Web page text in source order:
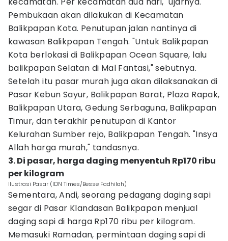
Pembukaan akan dilakukan di Kecamatan
Balikpapan Kota. Penutupan jalan nantinya di
kawasan Balikpapan Tengah. "Untuk Balikpapan
Kota berlokasi di Balikpapan Ocean Square, lalu
balikpapan Selatan di Mal Fantasi," sebutnya.
Setelah itu pasar murah juga akan dilaksanakan di
Pasar Kebun Sayur, Balikpapan Barat, Plaza Rapak,
Balikpapan Utara, Gedung Serbaguna, Balikpapan
Timur, dan terakhir penutupan di Kantor
Kelurahan Sumber rejo, Balikpapan Tengah. "Insya
Allah harga murah," tandasnya.
3. Di pasar, harga daging menyentuh Rp170 ribu
per kilogram
Ilustrasi Pasar (IDN Times/Besse Fadhilah)
Sementara, Andi, seorang pedagang daging sapi
segar di Pasar Klandasan Balikpapan menjual
daging sapi di harga Rp170 ribu per kilogram.
Memasuki Ramadan, permintaan daging sapi di